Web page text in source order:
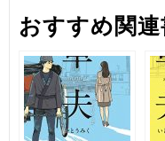
おすすめ関連